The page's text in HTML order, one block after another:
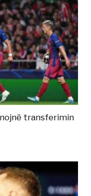
transferimin